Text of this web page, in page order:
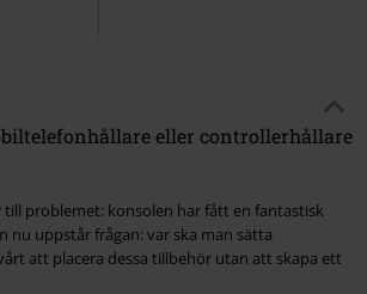
eller controllerhållare
till problemet: konsolen har fått en fantastisk
nu uppstår frågan: var ska man sätta
att placera dessa tillbehör utan att skapa ett